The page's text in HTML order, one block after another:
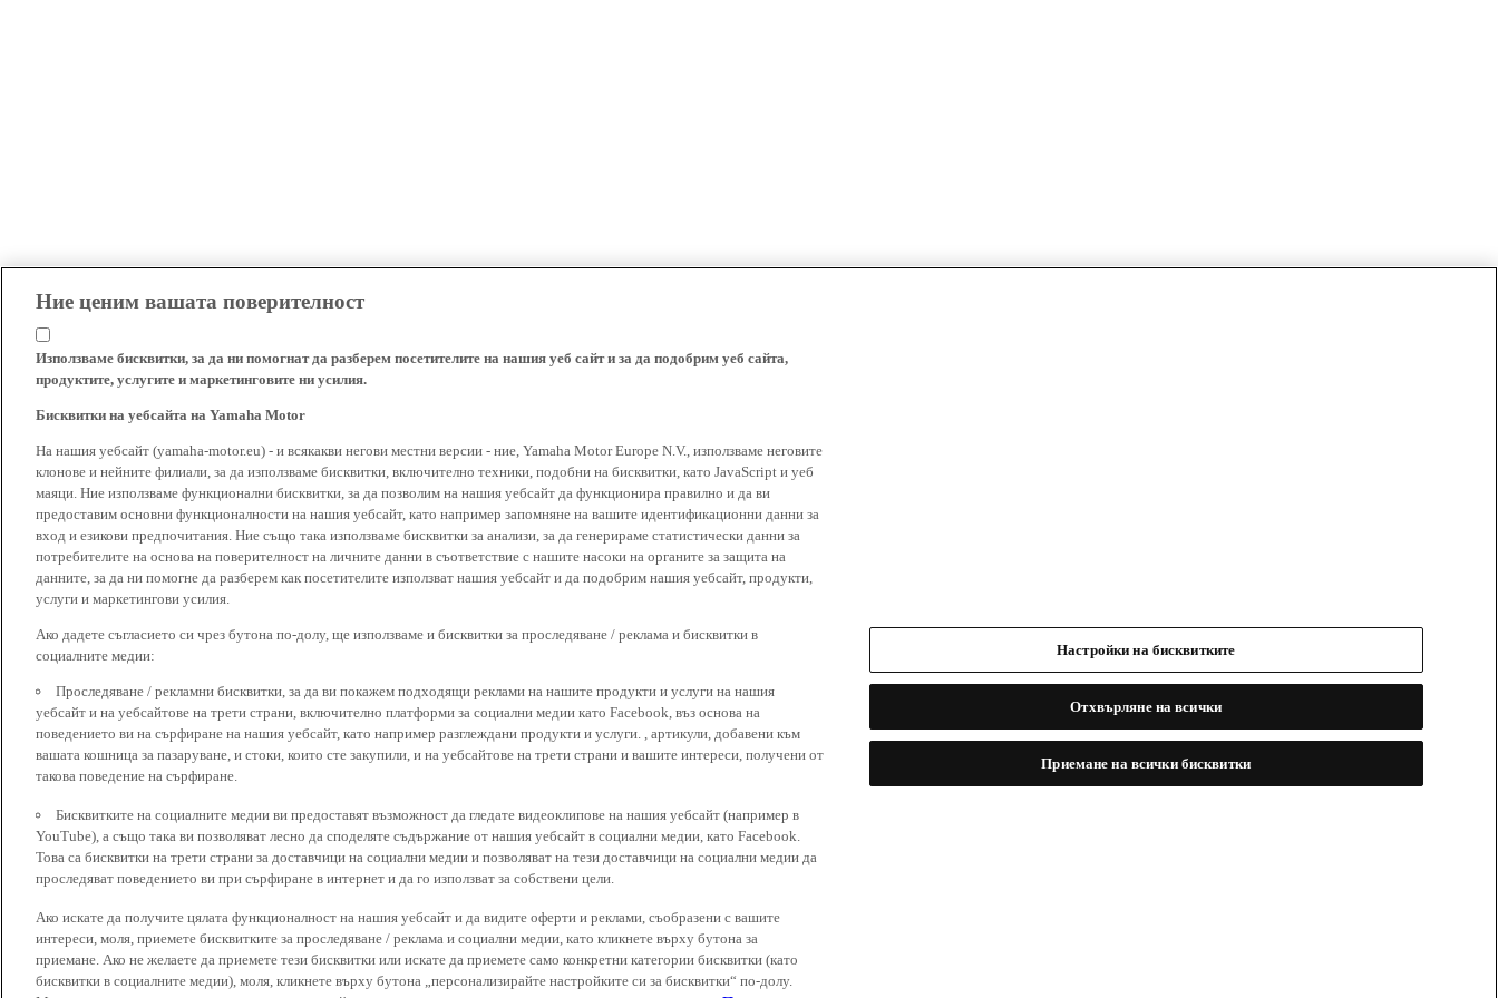
Ние ценим вашата поверителност
Използваме бисквитки, за да ни помогнат да разберем посетителите на нашия уеб сайт и за да подобрим уеб сайта,
продуктите, услугите и маркетинговите ни усилия.
Бисквитки на уебсайта на Yamaha Motor
На нашия уебсайт (yamaha-motor.eu) - и всякакви негови местни версии - ние, Yamaha Motor Europe N.V., използваме неговите
клонове и нейните филиали, за да използваме бисквитки, включително техники, подобни на бисквитки, като JavaScript и уеб
маяци. Ние използваме функционални бисквитки, за да позволим на нашия уебсайт да функционира правилно и да ви
предоставим основни функционалности на нашия уебсайт, като например запомняне на вашите идентификационни данни за
вход и езикови предпочитания. Ние също така използваме бисквитки за анализи, за да генерираме статистически данни за
потребителите на основа на поверителност на личните данни в съответствие с нашите насоки на органите за защита на
данните, за да ни помогне да разберем как посетителите използват нашия уебсайт и да подобрим нашия уебсайт, продукти,
услуги и маркетингови усилия.
Ако дадете съгласието си чрез бутона по-долу, ще използваме и бисквитки за проследяване / реклама и бисквитки в
социалните медии:
Проследяване / рекламни бисквитки, за да ви покажем подходящи реклами на нашите продукти и услуги на нашия
уебсайт и на уебсайтове на трети страни, включително платформи за социални медии като Facebook, въз основа на
поведението ви на сърфиране на нашия уебсайт, като например разглеждани продукти и услуги. , артикули, добавени към
вашата кошница за пазаруване, и стоки, които сте закупили, и на уебсайтове на трети страни и вашите интереси, получени от
такова поведение на сърфиране.
Бисквитките на социалните медии ви предоставят възможност да гледате видеоклипове на нашия уебсайт (например в
YouTube), а също така ви позволяват лесно да споделяте съдържание от нашия уебсайт в социални медии, като Facebook.
Това са бисквитки на трети страни за доставчици на социални медии и позволяват на тези доставчици на социални медии да
проследяват поведението ви при сърфиране в интернет и да го използват за собствени цели.
Ако искате да получите цялата функционалност на нашия уебсайт и да видите оферти и реклами, съобразени с вашите
интереси, моля, приемете бисквитките за проследяване / реклама и социални медии, като кликнете върху бутона за
приемане. Ако не желаете да приемете тези бисквитки или искате да приемете само конкретни категории бисквитки (като
бисквитки в социалните медии), моля, кликнете върху бутона „персонализирайте настройките си за бисквитки“ по-долу.
Настройки на бисквитките
Отхвърляне на всички
Приемане на всички бисквитки